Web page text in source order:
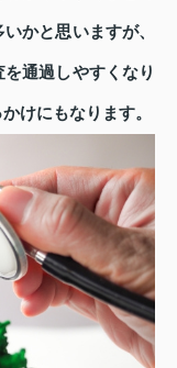
かと思いますが、
通過しやすくなり
けにもなります。